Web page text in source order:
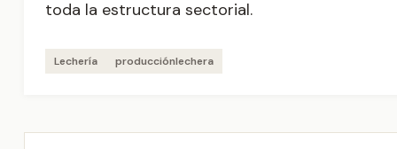
toda la estructura sectorial.
Lechería producciónlechera